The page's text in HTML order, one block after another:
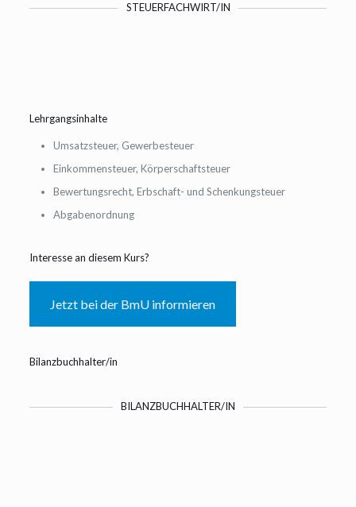
STEUERFACHWIRT/IN
Lehrgangsinhalte
Umsatzsteuer, Gewerbesteuer
Einkommensteuer, Körperschaftsteuer
Bewertungsrecht, Erbschaft- und Schenkungsteuer
Abgabenordnung
Interesse an diesem Kurs?
Jetzt bei der BmU informieren
Bilanzbuchhalter/in
BILANZBUCHHALTER/IN